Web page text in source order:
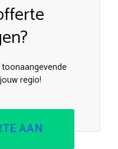
regio!
AAN